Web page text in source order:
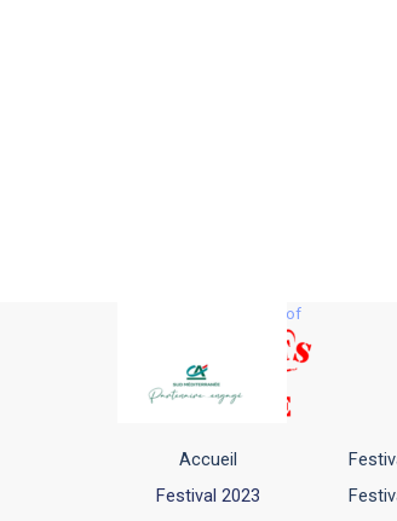
Accueil
Festival 2023
▼
with the support of